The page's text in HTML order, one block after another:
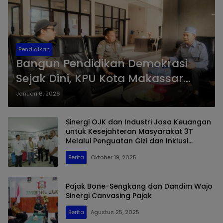
Pendidikan
Bangun Pendidikan Demokrasi
Sejak Dini, KPU Kota Makassar
Sinergi dengan Cabang Dinas
Pendidikan Sulsel
Januari 6, 2026
Sinergi OJK dan Industri Jasa Keuangan
untuk Kesejahteran Masyarakat 3T
Melalui Penguatan Gizi dan Inklusi
Keuangan
Berita Oktober 19, 2025
Pajak Bone-Sengkang dan Dandim Wajo
Sinergi Canvasing Pajak
Berita Agustus 25, 2025